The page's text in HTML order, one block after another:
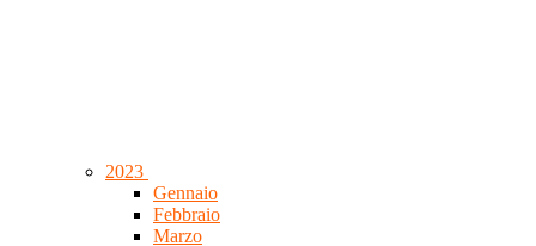
2023
Gennaio
Febbraio
Marzo